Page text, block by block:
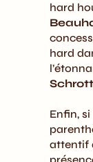
hard
hard
Enfin,
attentif